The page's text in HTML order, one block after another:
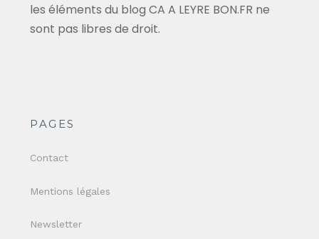
les éléments du blog CA A LEYRE BON.FR ne
sont pas libres de droit.
PAGES
Contact
Mentions légales
Newsletter